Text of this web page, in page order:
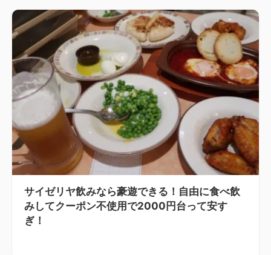
サイゼリヤ飲みなら豪遊できる！自由に食べ飲
みしてクーポン不使用で2000円台って安す
ぎ！